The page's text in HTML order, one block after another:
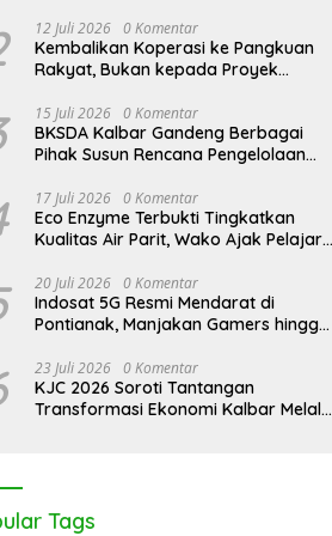
12 Juli 2026 0 Komentar
Kembalikan Koperasi ke Pangkuan
Rakyat, Bukan kepada Proyek
15 Juli 2026 0 Komentar
BKSDA Kalbar Gandeng Berbagai
Pihak Susun Rencana Pengelolaan
Karimata 2027-2036
17 Juli 2026 0 Komentar
Eco Enzyme Terbukti Tingkatkan
Kualitas Air Parit, Wako Ajak Pelajar
20 Juli 2026 0 Komentar
Indosat 5G Resmi Mendarat di
Pontianak, Manjakan Gamers hingga
23 Juli 2026 0 Komentar
KJC 2026 Soroti Tantangan
Transformasi Ekonomi Kalbar Melalui
Tags